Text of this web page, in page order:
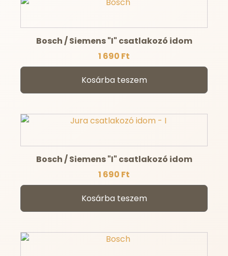
Bosch / Siemens "I" csatlakozó idom
1 690 Ft
Kosárba teszem
Bosch / Siemens "I" csatlakozó idom
1 690 Ft
Kosárba teszem